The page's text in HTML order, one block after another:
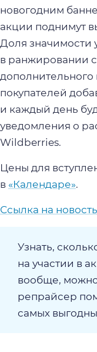
новогодним
акции поднимут
Доля значимости
в ранжировании
покупателей
и каждый день
уведомления о
Wildberries.
Цены для
в «Календаре».
Ссылка на новость
Узнать,
на участии в
вообще,
репрайсер
самых